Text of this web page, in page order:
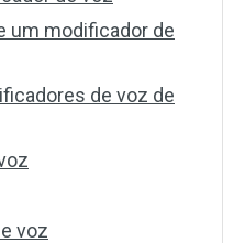
um modificador de
de voz de
voz